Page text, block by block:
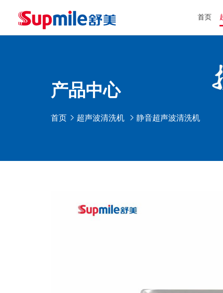
首页
产品中心
首页 超声波清洗机 静音超声波清洗机